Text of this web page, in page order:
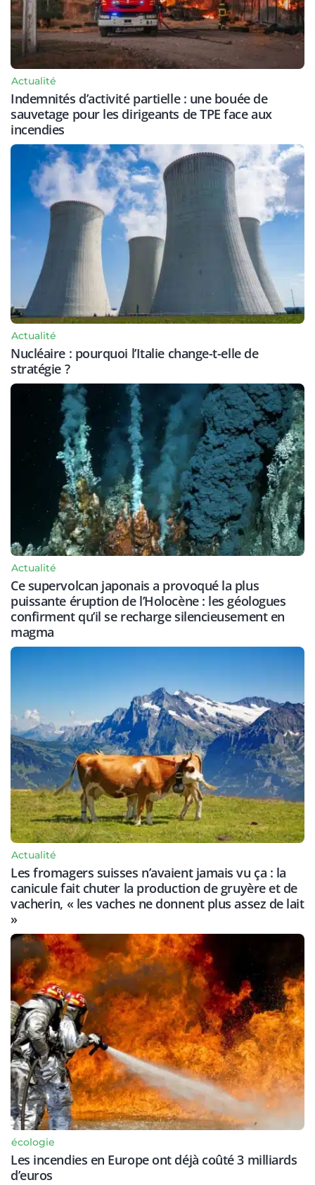
Actualité
Indemnités d’activité partielle : une bouée de
sauvetage pour les dirigeants de TPE face aux
incendies
Actualité
Nucléaire : pourquoi l’Italie change-t-elle de
stratégie ?
Actualité
Ce supervolcan japonais a provoqué la plus
puissante éruption de l’Holocène : les géologues
confirment qu’il se recharge silencieusement en
magma
Actualité
Les fromagers suisses n’avaient jamais vu ça : la
canicule fait chuter la production de gruyère et de
vacherin, « les vaches ne donnent plus assez de lait
»
écologie
Les incendies en Europe ont déjà coûté 3 milliards
d’euros